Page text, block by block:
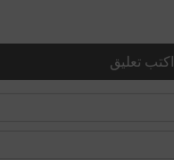
اكتب تعليق